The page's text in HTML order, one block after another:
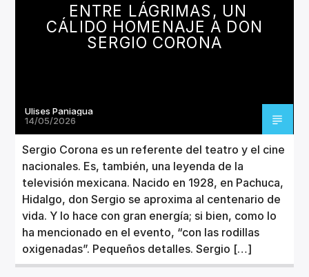
Invencible Radio
ENTRE LÁGRIMAS, UN
CÁLIDO HOMENAJE A DON
SERGIO CORONA
Ulises Paniagua
14/05/2026
Sergio Corona es un referente del teatro y el cine
nacionales. Es, también, una leyenda de la
televisión mexicana. Nacido en 1928, en Pachuca,
Hidalgo, don Sergio se aproxima al centenario de
vida. Y lo hace con gran energía; si bien, como lo
ha mencionado en el evento, “con las rodillas
oxigenadas”. Pequeños detalles. Sergio […]